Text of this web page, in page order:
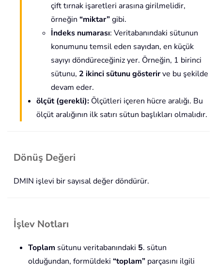
çift tırnak işaretleri arasına girilmelidir,
örneğin “miktar”gibi.
İndeks numarası: Veritabanındaki sütunun
konumunu temsil eden sayıdan, en küçük
sayıyı döndüreceğiniz yer. Örneğin, 1 birinci
sütunu, 2 ikinci sütunu gösterirve bu şekilde
devam eder.
ölçüt(gerekli): Ölçütleri içeren hücre aralığı. Bu
ölçüt aralığının ilk satırı sütun başlıkları olmalıdır.
Dönüş Değeri
DMIN işlevi bir sayısal değer döndürür.
İşlev Notları
Toplam sütunu veritabanındaki 5. sütun
olduğundan, formüldeki “toplam” parçasını ilgili